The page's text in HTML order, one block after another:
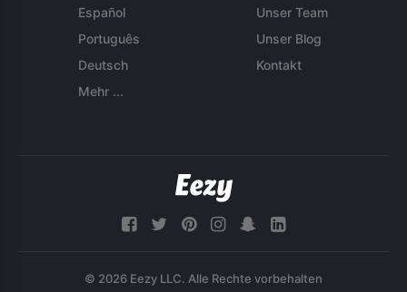
Español
Português
Deutsch
Mehr ...
Unser Team
Unser Blog
Kontakt
© 2026 Eezy LLC. Alle Rechte vorbehalten